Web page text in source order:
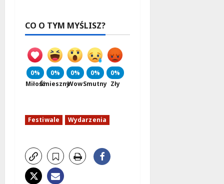
CO O TYM MYŚLISZ?
0%
Miłość
0%
Śmieszny
0%
Wow
0%
Smutny
0%
Zły
Festiwale Wydarzenia